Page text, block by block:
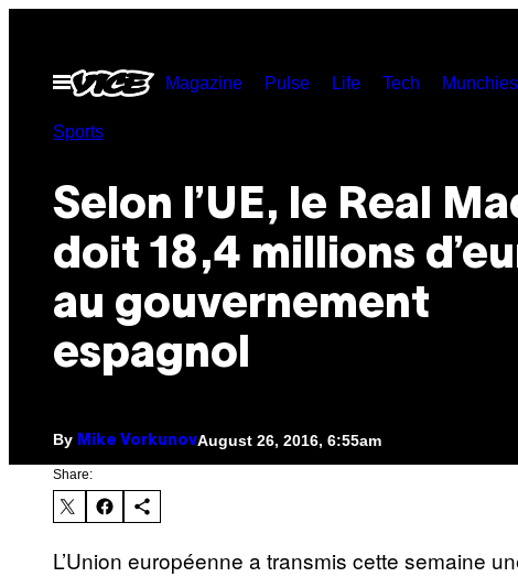
contentOpen
Menu
Magazine Pulse Life Tech Munchies
Sports
Selon l’UE, le Real
doit 18,4 millions
au gouvernement
espagnol
By Mike VorkunovAugust 26, 2016, 6:55am
Share:
L’Union européenne a transmis cette semaine